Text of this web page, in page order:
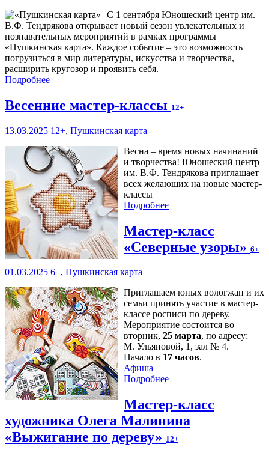
С 1 сентября Юношеский центр им.
В.Ф. Тендрякова открывает новый сезон увлекательных и
познавательных мероприятий в рамках программы
«Пушкинская карта». Каждое событие – это возможность
погрузиться в мир литературы, искусства и творчества,
расширить кругозор и проявить себя.
Подробнее
Весенние мастер-классы 12+
13.03.2025 12+, Пушкинская карта
Весна – время новых начинаний
и творчества! Юношеский центр
им. В.Ф. Тендрякова приглашает
всех желающих на новые мастер-
классы
Подробнее
Мастер-класс
«Северные узоры» 6+
01.03.2025 6+, Пушкинская карта
Приглашаем юных вологжан и их
семьи принять участие в мастер-
классе росписи по дереву.
Мероприятие состоится во
вторник, 25 марта, по адресу:
М. Ульяновой, 1, зал № 4.
Начало в 17 часов.
Афиша
Подробнее
Мастер-класс
художника Олега Малинина
«Выжигание по дереву» 12+